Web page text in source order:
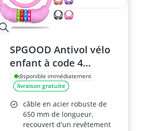
SPGOOD Antivol vélo
enfant à code 4
chiffres, épaisseur 10
mm, rose
disponible immédiatement
livraison gratuite
câble en acier robuste de
650 mm de longueur,
recouvert d'un revêtement